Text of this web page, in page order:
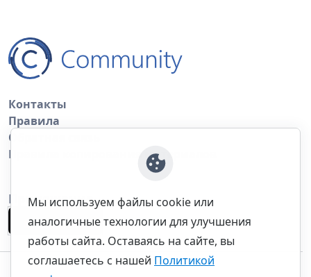
Контакты
Правила
Обратная связь
Правила копирования материалов
Приложение
Мы используем файлы cookie или
аналогичные технологии для улучшения
работы сайта. Оставаясь на сайте, вы
соглашаетесь с нашей Политикой